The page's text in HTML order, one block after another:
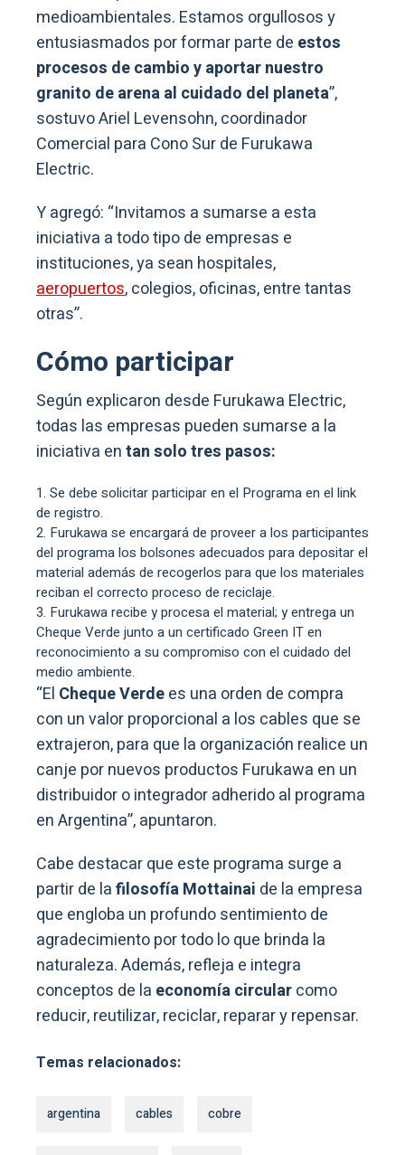
medioambientales. Estamos orgullosos y
entusiasmados por formar parte de estos
procesos de cambio y aportar nuestro
granito de arena al cuidado del planeta”,
sostuvo Ariel Levensohn, coordinador
Comercial para Cono Sur de Furukawa
Electric.
Y agregó: “Invitamos a sumarse a esta
iniciativa a todo tipo de empresas e
instituciones, ya sean hospitales,
aeropuertos, colegios, oficinas, entre tantas
otras”.
Cómo participar
Según explicaron desde Furukawa Electric,
todas las empresas pueden sumarse a la
iniciativa entan solo tres pasos:
Se debe solicitar participar en el Programa en el link
de registro.
Furukawa se encargará de proveer a los participantes
del programa los bolsones adecuados para depositar el
material además de recogerlos para que los materiales
reciban el correcto proceso de reciclaje.
Furukawa recibe y procesa el material; y entrega un
Cheque Verde junto a un certificado Green IT en
reconocimiento a su compromiso con el cuidado del
medio ambiente.
“El Cheque Verdees una orden de compra
con un valor proporcional a los cables que se
extrajeron, para que la organización realice un
canje por nuevos productos Furukawa en un
distribuidor o integrador adherido al programa
en Argentina”, apuntaron.
Cabe destacar que este programa surge a
partir de lafilosofía Mottainai de la empresa
que engloba un profundo sentimiento de
agradecimiento por todo lo que brinda la
naturaleza. Además, refleja e integra
conceptos de la economía circularcomo
reducir, reutilizar, reciclar, reparar y repensar.
Temas relacionados:
argentina cables cobre